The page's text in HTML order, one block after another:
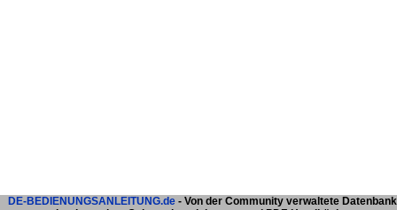
DE-BEDIENUNGSANLEITUNG.de- Von der Community verwaltete Datenbank